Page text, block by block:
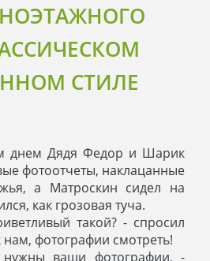
СТИЛЕ
днем Дядя Федор и Шарик
фотоотчеты, наклацанные
а Матроскин сидел на
как грозовая туча.
такой? - спросил
фотографии смотреть!
ваши фотографии, -